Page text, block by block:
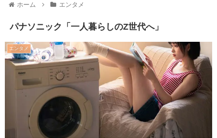
ホーム エンタメ
パナソニック「一人暮らしのZ世代へ」
エンタメ